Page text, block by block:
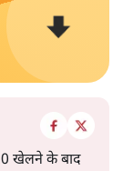
खेलने के बाद